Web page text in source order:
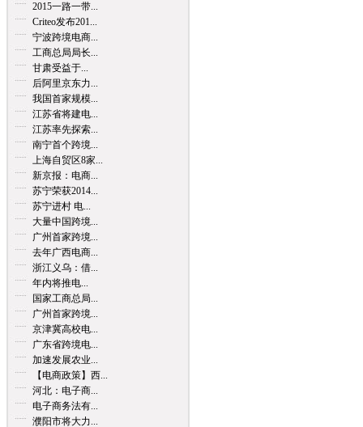
2015一路一带...
Criteo发布201...
宁波跨境电商...
工商总局局长...
甘肃受益于...
后阿里京东力...
我国首家规模...
江苏省将建电...
江苏率先探索...
南宁首个跨境...
上海自贸区8家...
新京报：电商...
苏宁荣获2014...
苏宁进村 电...
大量中国跨境...
广州首家跨境...
去年广西电商...
浙江义乌：借...
年内将推电...
国家工商总局...
广州首家跨境...
京津冀高校电...
广东省跨境电...
加速发展农业...
【电商政策】西...
河北：电子商...
电子商务法有...
濮阳市将大力...